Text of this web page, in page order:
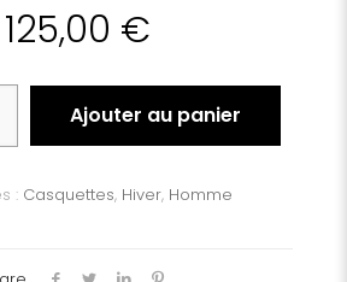
125,00 €
Ajouter au panier
: Casquettes, Hiver, Homme